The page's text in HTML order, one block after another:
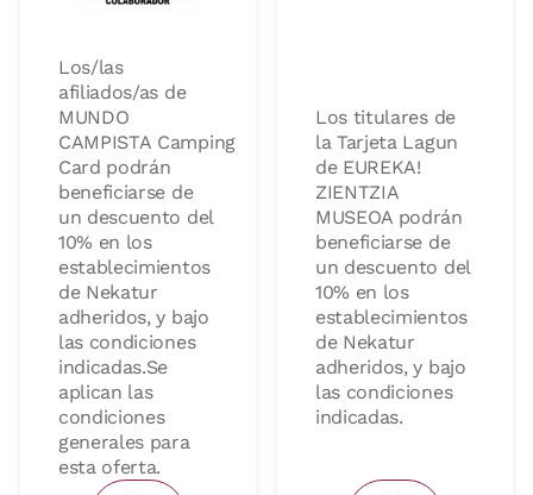
Los/las
afiliados/as de
MUNDO
CAMPISTA Camping
Card podrán
beneficiarse de
un descuento del
10% en los
establecimientos
de Nekatur
adheridos, y bajo
las condiciones
indicadas.Se
aplican las
condiciones
generales para
esta oferta.
Los titulares de
la Tarjeta Lagun
de EUREKA!
ZIENTZIA
MUSEOA podrán
beneficiarse de
un descuento del
10% en los
establecimientos
de Nekatur
adheridos, y bajo
las condiciones
indicadas.